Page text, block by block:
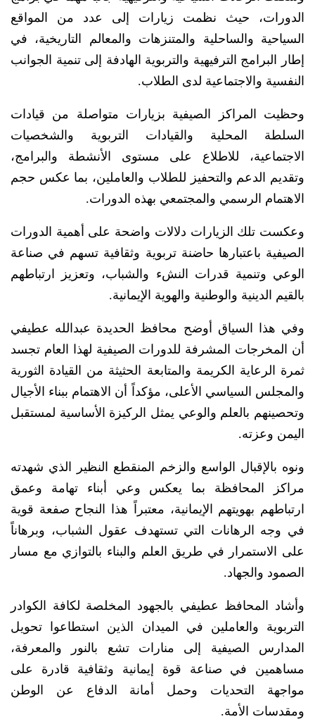
الدورات، حيث نظمت زيارات إلى عدد من المواقع
السياحية والساحلية والمتنزهات والمعالم التاريخية، في
إطار البرامج الترفيهية والتربوية الهادفة إلى تنمية الجوانب
النفسية والاجتماعية لدى الطلاب.
وحظيت المراكز الصيفية بزيارات متواصلة من قيادات
السلطة المحلية والقيادات التربوية والشخصيات
الاجتماعية، للاطلاع على مستوى الأنشطة والبرامج،
وتقديم الدعم والتحفيز للطلاب والعاملين، بما عكس حجم
الاهتمام الرسمي والمجتمعي بهذه الدورات.
وعكست تلك الزيارات دلالات واضحة على أهمية الدورات
الصيفية باعتبارها حاضنة تربوية وثقافية تسهم في صناعة
الوعي وتنمية قدرات النشء والشباب، وتعزيز ارتباطهم
بالقيم الدينية والوطنية والهوية الإيمانية.
وفي هذا السياق أوضح محافظ الحديدة عبدالله عطيفي
أن المخرجات المشرفة للدورات الصيفية لهذا العام تجسد
ثمرة الرعاية الكريمة والمتابعة الحثيثة من القيادة الثورية
والمجلس السياسي الأعلى، مؤكداً أن الاهتمام ببناء الأجيال
وتحصينهم بالعلم والوعي يمثل الركيزة الأساسية لمستقبل
اليمن وعزته.
ونوه بالإقبال الواسع والزخم المنقطع النظير الذي شهدته
مراكز المحافظة بما يعكس وعي أبناء تهامة وعمق
ارتباطهم بهويتهم الإيمانية، معتبراً هذا النجاح صفعة قوية
في وجه الرهانات التي تستهدف عقول الشباب، وبرهاناً
على الاستمرار في طريق العلم والبناء بالتوازي مع مسار
الصمود والجهاد.
وأشاد المحافظ عطيفي بالجهود المخلصة لكافة الكوادر
التربوية والعاملين في الميدان الذين استطاعوا تحويل
المدارس الصيفية إلى منارات تشع بالنور والمعرفة،
مساهمين في صناعة قوة إيمانية وثقافية قادرة على
مواجهة التحديات وحمل أمانة الدفاع عن الوطن
ومقدسات الأمة.